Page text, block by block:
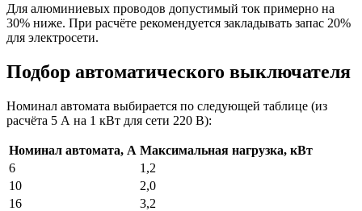
Для алюминиевых проводов допустимый ток примерно на
30% ниже. При расчёте рекомендуется закладывать запас 20%
для электросети.
Подбор автоматического выключателя
Номинал автомата выбирается по следующей таблице (из
расчёта 5 А на 1 кВт для сети 220 В):
Номинал автомата, А Максимальная нагрузка, кВт
6
1,2
10
2,0
16
3,2